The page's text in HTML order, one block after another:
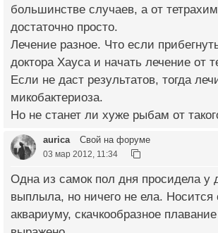
большинстве случаев, а от
достаточно просто.
Лечение разное. Что если
доктора Хауса и начать лечение от
Если не даст результатов, тогда
микобактериоза.
Но не станет ли хуже рыбам от
aurica Свой на форуме
03 мар 2012, 11:34
Одна из самок пол дня просидела у
выплыла, но ничего не ела. Носится
аквариуму, скачкообразное